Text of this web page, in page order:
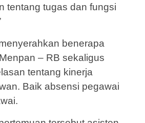
tentang tugas dan fungsi
benerapa
– RB sekaligus
tentang kinerja
Baik absensi pegawai